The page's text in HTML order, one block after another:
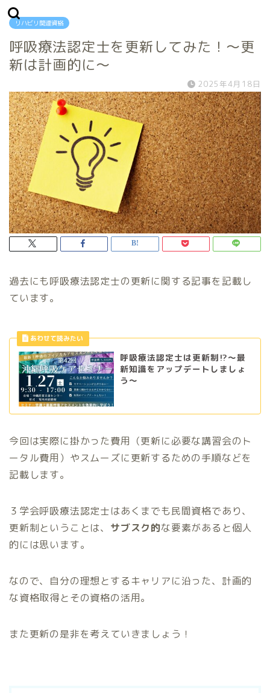
リハビリ関連資格
呼吸療法認定士を更新してみた！～更
新は計画的に～
2025年4月18日
過去にも呼吸療法認定士の更新に関する記事を記載し
ています。
呼吸療法認定士は更新制⁉～最
新知識をアップデートしましょ
う～
今回は実際に掛かった費用（更新に必要な講習会のト
ータル費用）やスムーズに更新するための手順などを
記載します。
３学会呼吸療法認定士はあくまでも民間資格であり、
更新制ということは、 サブスク的な要素があると個人
的には思います。
なので、自分の理想とするキャリアに沿った、計画的
な資格取得とその資格の活用。
また更新の是非を考えていきましょう！